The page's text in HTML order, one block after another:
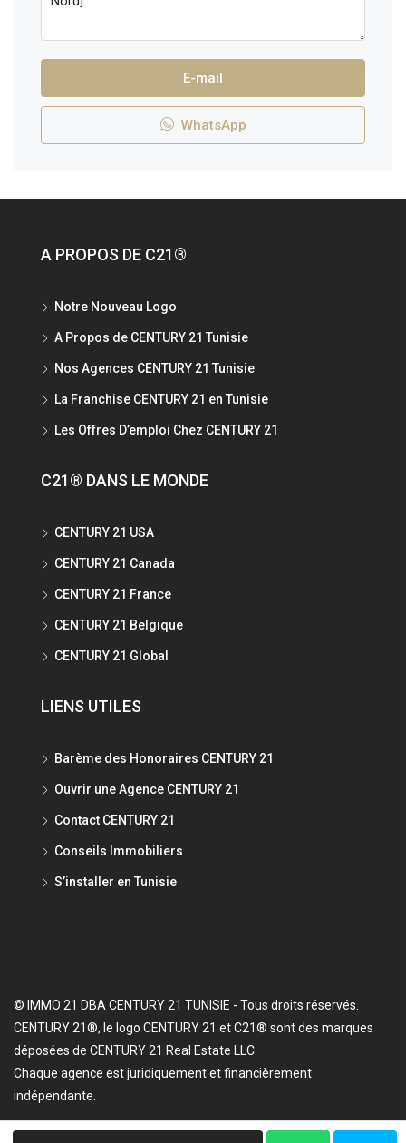
E-mail
WhatsApp
A PROPOS DE C21®
Notre Nouveau Logo
A Propos de CENTURY 21 Tunisie
Nos Agences CENTURY 21 Tunisie
La Franchise CENTURY 21 en Tunisie
Les Offres D’emploi Chez CENTURY 21
C21® DANS LE MONDE
CENTURY 21 USA
CENTURY 21 Canada
CENTURY 21 France
CENTURY 21 Belgique
CENTURY 21 Global
LIENS UTILES
Barème des Honoraires CENTURY 21
Ouvrir une Agence CENTURY 21
Contact CENTURY 21
Conseils Immobiliers
S’installer en Tunisie
© IMMO 21 DBA CENTURY 21 TUNISIE - Tous droits réservés.
CENTURY 21®, le logo CENTURY 21 et C21® sont des marques
déposées de CENTURY 21 Real Estate LLC.
Chaque agence est juridiquement et financièrement
indépendante.